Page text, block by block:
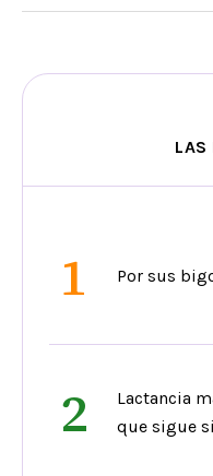
LAS
1 Por sus
2
Lactancia
que sigue